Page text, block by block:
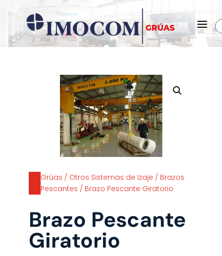
a
Grúas / Otros Sistemas de Izaje / Brazos
Pescantes / Brazo Pescante Giratorio
Brazo Pescante
Giratorio